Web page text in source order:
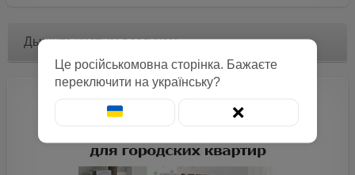
Дышите чистым воздухом
Це російськомовна сторінка. Бажаєте
переключити на українську?
❌